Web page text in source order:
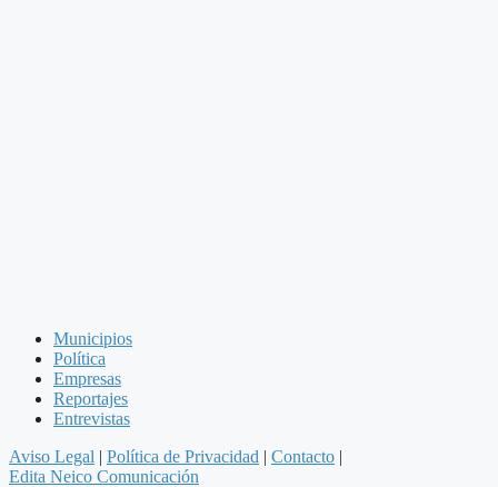
Municipios
Política
Empresas
Reportajes
Entrevistas
Aviso Legal | Política de Privacidad | Contacto |
Edita Neico Comunicación